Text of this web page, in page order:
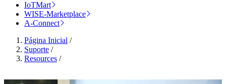
IoTMart
WISE-Marketplace
A-Connect
Página Inicial /
Suporte /
Resources /